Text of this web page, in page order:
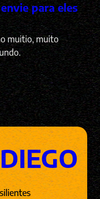
para eles
muitio, muito